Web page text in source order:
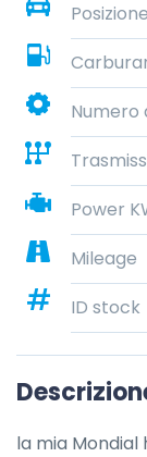
Posizione
Numero
Power
Mileage
ID stock
la mia Mondial